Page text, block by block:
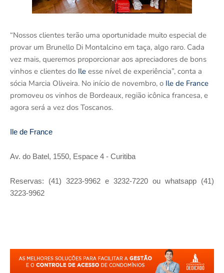
“Nossos clientes terão uma oportunidade muito especial de
provar um Brunello Di Montalcino em taça, algo raro. Cada
vez mais, queremos proporcionar aos apreciadores de bons
vinhos e clientes do Ile esse nível de experiência”, conta a
sócia Marcia Oliveira. No início de novembro, o Ile de France
promoveu os vinhos de Bordeaux, região icônica francesa, e
agora será a vez dos Toscanos.
Ile de France
Av. do Batel, 1550, Espace 4 - Curitiba
Reservas: (41) 3223-9962 e 3232-7220 ou whatsapp (41)
3223-9962